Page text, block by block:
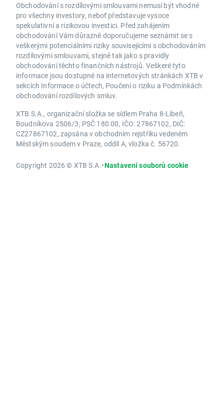
Obchodování s rozdílovými smlouvami nemusí být vhodné
pro všechny investory, neboť představuje vysoce
spekulativní a rizikovou investici. Před zahájením
obchodování Vám důrazně doporučujeme seznámit se s
veškerými potenciálními riziky souvisejícími s obchodováním
rozdílovými smlouvami, stejně tak jako s pravidly
obchodování těchto finančních nástrojů. Veškeré tyto
informace jsou dostupné na internetových stránkách XTB v
sekcích Informace o účtech, Poučení o riziku a Podmínkách
obchodování rozdílových smluv.
XTB S.A., organizační složka se sídlem Praha 8-Libeň,
Boudníkova 2506/3, PSČ 180 00, IČO: 27867102, DIČ:
CZ27867102, zapsána v obchodním rejstříku vedeném
Městským soudem v Praze, oddíl A, vložka č. 56720.
Copyright 2026 © XTB S.A.•Nastavení souborů cookie